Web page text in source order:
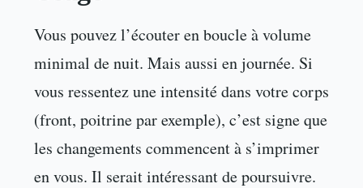
Vous pouvez l’écouter en boucle à volume
minimal de nuit. Mais aussi en journée. Si
vous ressentez une intensité dans votre corps
(front, poitrine par exemple), c’est signe que
les changements commencent à s’imprimer
en vous. Il serait intéressant de poursuivre.